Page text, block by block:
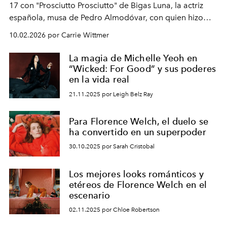
17 con "Prosciutto Prosciutto" de Bigas Luna, la actriz
española, musa de Pedro Almodóvar, con quien hizo
Barcelona", ha dividido su tiempo entre Europa y
Estados Unidos. Su nueva película, "¡La novia!", está
dirigida por Maggie Gyllenhaal.
10.02.2026 por Carrie Wittmer
La magia de Michelle Yeoh en
“Wicked: For Good” y sus poderes
en la vida real
21.11.2025 por Leigh Belz Ray
Para Florence Welch, el duelo se
ha convertido en un superpoder
30.10.2025 por Sarah Cristobal
Los mejores looks románticos y
etéreos de Florence Welch en el
escenario
02.11.2025 por Chloe Robertson